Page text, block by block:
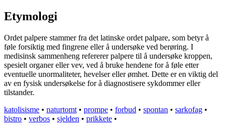
Etymologi
Ordet palpere stammer fra det latinske ordet palpare, som betyr å
føle forsiktig med fingrene eller å undersøke ved berøring. I
medisinsk sammenheng refererer palpere til å undersøke kroppen,
spesielt organer eller vev, ved å bruke hendene for å føle etter
eventuelle unormaliteter, hevelser eller ømhet. Dette er en viktig del
av en fysisk undersøkelse for å diagnostisere sykdommer eller
tilstander.
katolisisme • naturtomt • prompe • forbud • spontan • sarkofag •
bistro • verbos • sjelden • prikkete •